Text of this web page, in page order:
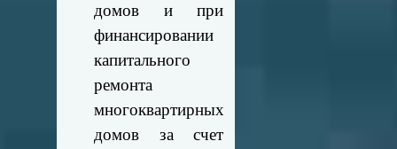
домов и при
финансировании
капитального
ремонта
многоквартирных
домов за счет